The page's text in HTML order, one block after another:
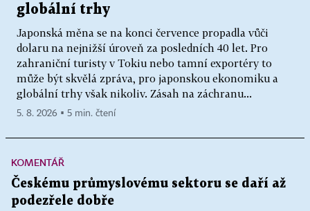
globální trhy
Japonská měna se na konci července propadla vůči
dolaru na nejnižší úroveň za posledních 40 let. Pro
zahraniční turisty v Tokiu nebo tamní exportéry to
může být skvělá zpráva, pro japonskou ekonomiku a
globální trhy však nikoliv. Zásah na záchranu...
5. 8. 2026 ▪ 5 min. čtení
KOMENTÁŘ
Českému průmyslovému sektoru se daří až
podezřele dobře